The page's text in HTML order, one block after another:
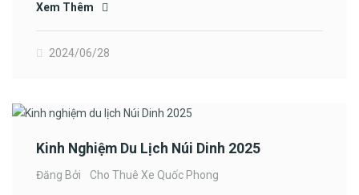
Xem Thêm
2024/06/28
Kinh Nghiệm Du Lịch Núi Dinh 2025
Đăng Bởi Cho Thuê Xe Quốc Phong